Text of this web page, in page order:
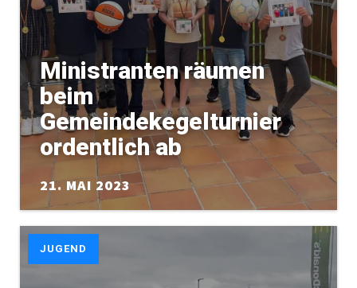
Ministranten räumen
beim
Gemeindekegelturnier
ordentlich ab
21. MAI 2023
JUGEND